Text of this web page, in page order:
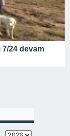
7/24 devam